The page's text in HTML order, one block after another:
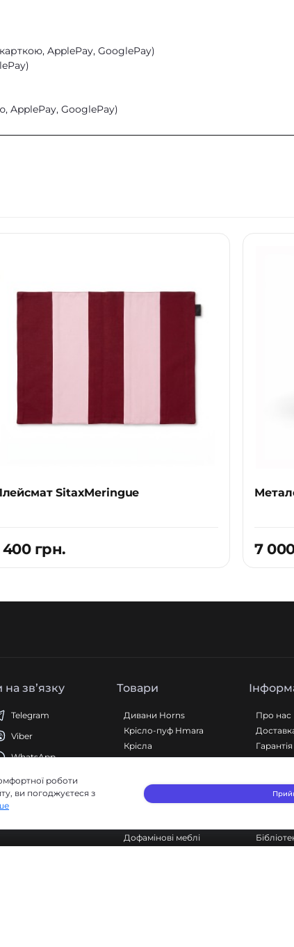
ApplePay, GooglePay)
ApplePay, GooglePay)
SitaxMeringue
400 грн. 7
звʼязку
Telegram
Viber
WhatsApp
Товари
Дивани Horns
Крісло-пуф Hmara
Крісла
Кавові столики
Аксесуари
Pet Collection
Дофамінові меблі
Про нас
Гарантія
Sita
Умови
роботи
ви погоджуєтеся з